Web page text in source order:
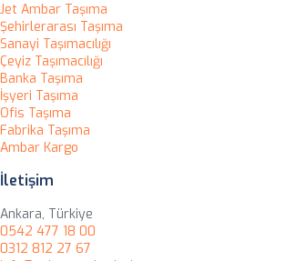
Jet Ambar Taşıma
Şehirlerarası Taşıma
Sanayi Taşımacılığı
Çeyiz Taşımacılığı
Banka Taşıma
İşyeri Taşıma
Ofis Taşıma
Fabrika Taşıma
Ambar Kargo
İletişim
Ankara, Türkiye
0542 477 18 00
0312 812 27 67